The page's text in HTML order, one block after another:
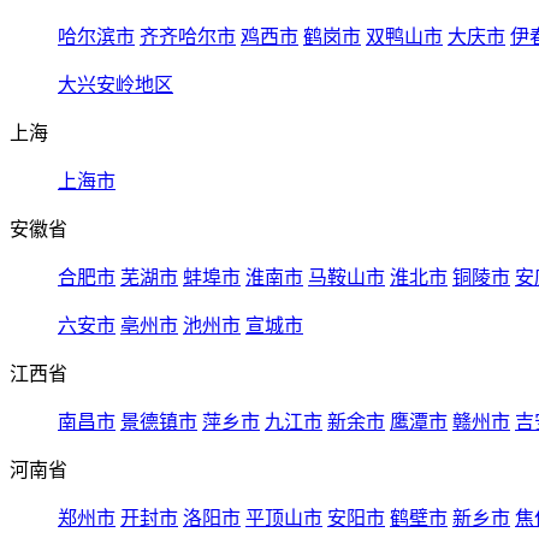
哈尔滨市 齐齐哈尔市 鸡西市 鹤岗市 双鸭山市 大庆市 伊
大兴安岭地区
上海
上海市
安徽省
合肥市 芜湖市 蚌埠市 淮南市 马鞍山市 淮北市 铜陵市 安
六安市 亳州市 池州市 宣城市
江西省
南昌市 景德镇市 萍乡市 九江市 新余市 鹰潭市 赣州市 吉
河南省
郑州市 开封市 洛阳市 平顶山市 安阳市 鹤壁市 新乡市 焦